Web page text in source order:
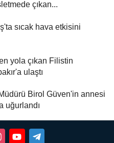
çıkan...
sıcak hava etkisini
yola çıkan Filistin
ulaştı
Birol Güven'in annesi
uğurlandı